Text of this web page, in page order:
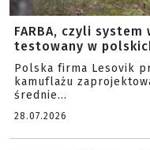
FARBA, czyli
testowany w
Polska firma Lesovik
kamuflażu
średnie...
28.07.2026